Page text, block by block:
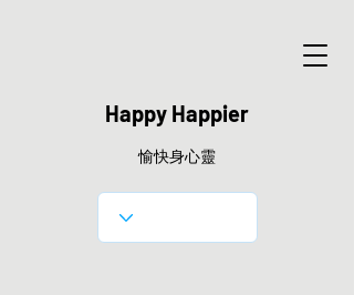
Happy Happier
愉快身心靈